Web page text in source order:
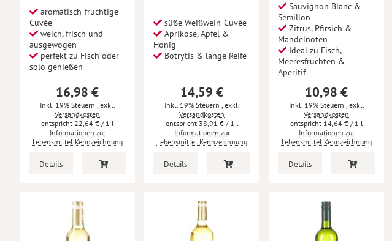
aromatisch-fruchtige
Cuvée
weich, frisch und
ausgewogen
perfekt zu Fisch oder
solo genießen
16,98 €
Inkl. 19% Steuern , exkl.
Versandkosten
22,64 €/ 1 l
Informationen zur
Lebensmittel Kennzeichnung
Details
süße Weißwein-Cuvée
Aprikose, Apfel &
Honig
Botrytis & lange Reife
14,59 €
Inkl. 19% Steuern , exkl.
Versandkosten
38,91 €/ 1 l
Informationen zur
Lebensmittel Kennzeichnung
Details
Sauvignon Blanc &
Sémillon
Zitrus, Pfirsich &
Mandelnoten
Ideal zu Fisch,
Meeresfrüchten &
Aperitif
10,98 €
Inkl. 19% Steuern , exkl.
Versandkosten
14,64 €/ 1 l
Informationen zur
Lebensmittel Kennzeichnung
Details